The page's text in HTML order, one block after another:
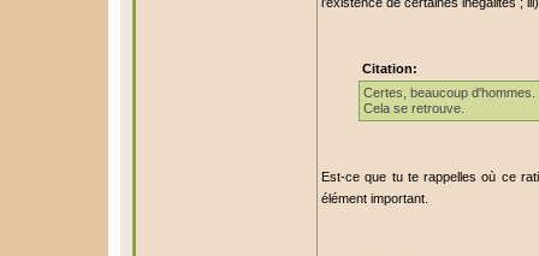
Citation:
Certes, beaucoup
Cela se retrouve.
Est-ce que tu te rappelles où ce
élément important.